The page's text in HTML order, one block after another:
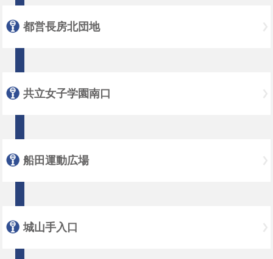
都営長房北団地
共立女子学園南口
船田運動広場
城山手入口